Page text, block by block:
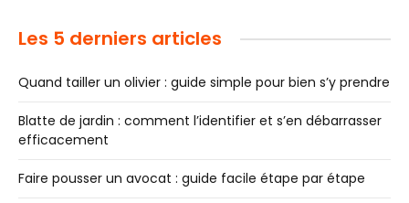
Les 5 derniers articles
Quand tailler un olivier : guide simple pour bien s’y prendre
Blatte de jardin : comment l’identifier et s’en débarrasser
efficacement
Faire pousser un avocat : guide facile étape par étape